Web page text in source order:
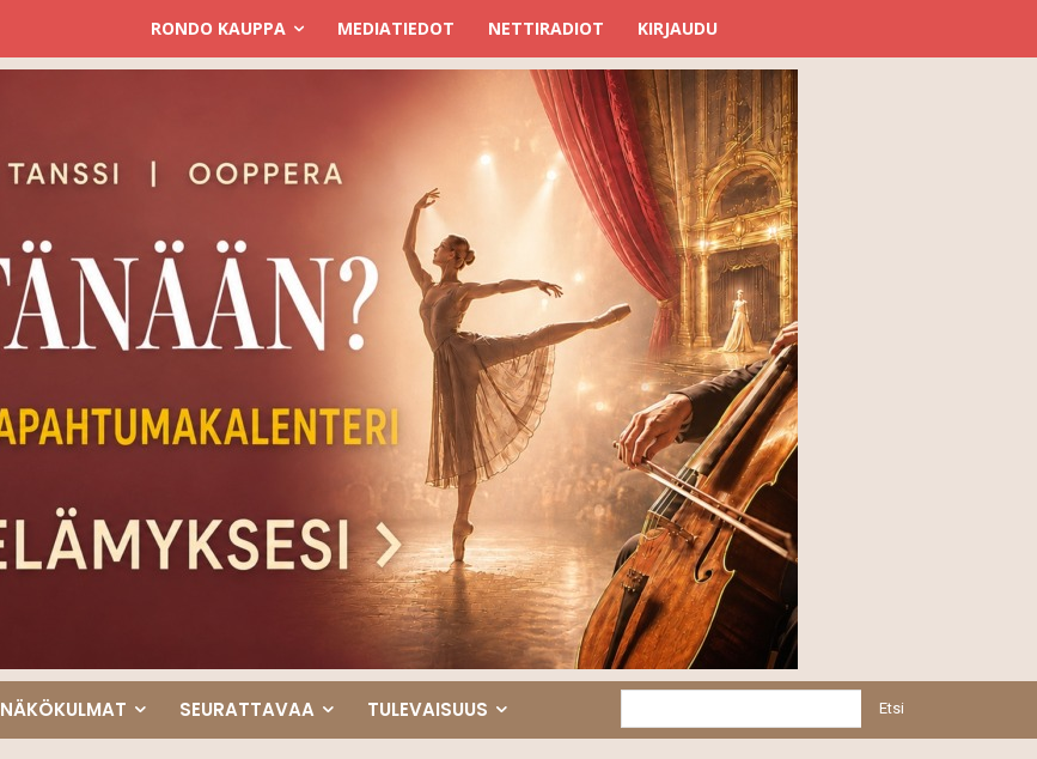
RONDO KAUPPA MEDIATIEDOT NETTIRADIOT KIRJAUDU
NÄKÖKULMAT SEURATTAVAA TULEVAISUUS Etsi